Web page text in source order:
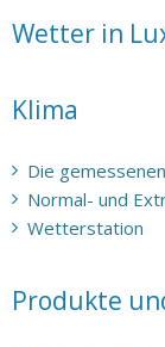
Wetter in
Klima
Die
Normal- und
Wetterstation
Produkte